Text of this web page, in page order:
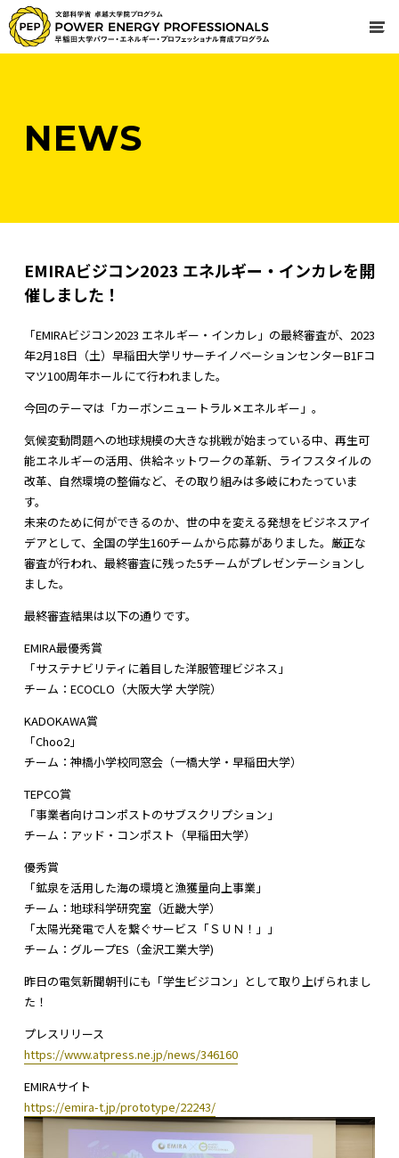
NEWS
EMIRAビジコン2023 エネルギー・インカレを開
催しました！
「EMIRAビジコン2023 エネルギー・インカレ」の最終審査が、2023
年2月18日（土）早稲田大学リサーチイノベーションセンターB1Fコ
マツ100周年ホールにて行われました。
今回のテーマは「カーボンニュートラル✕エネルギー」。
気候変動問題への地球規模の大きな挑戦が始まっている中、再生可
能エネルギーの活用、供給ネットワークの革新、ライフスタイルの
改革、自然環境の整備など、その取り組みは多岐にわたっていま
す。
未来のために何ができるのか、世の中を変える発想をビジネスアイ
デアとして、全国の学生160チームから応募がありました。厳正な
審査が行われ、最終審査に残った5チームがプレゼンテーションし
ました。
最終審査結果は以下の通りです。
EMIRA最優秀賞
「サステナビリティに着目した洋服管理ビジネス」
チーム：ECOCLO（大阪大学 大学院）
KADOKAWA賞
「Choo2」
チーム：神橋小学校同窓会（一橋大学・早稲田大学）
TEPCO賞
「事業者向けコンポストのサブスクリプション」
チーム：アッド・コンポスト（早稲田大学）
優秀賞
「鉱泉を活用した海の環境と漁獲量向上事業」
チーム：地球科学研究室（近畿大学）
「太陽光発電で人を繋ぐサービス「ＳＵＮ！」」
チーム：グループES（金沢工業大学)
昨日の電気新聞朝刊にも「学生ビジコン」として取り上げられまし
た！
プレスリリース
https://www.atpress.ne.jp/news/346160
EMIRAサイト
https://emira-t.jp/prototype/22243/